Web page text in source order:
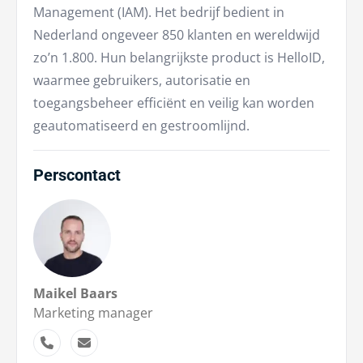
Management (IAM). Het bedrijf bedient in
Nederland ongeveer 850 klanten en wereldwijd
zo’n 1.800. Hun belangrijkste product is HelloID,
waarmee gebruikers, autorisatie en
toegangsbeheer efficiënt en veilig kan worden
geautomatiseerd en gestroomlijnd.
Perscontact
Maikel Baars
Marketing manager